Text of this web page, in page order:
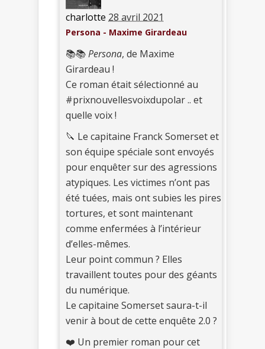
charlotte 28 avril 2021
Persona - Maxime Girardeau
📚📚Persona, de Maxime
Girardeau !
Ce roman était sélectionné au
#prixnouvellesvoixdupolar .. et
quelle voix !
🔪 Le capitaine Franck Somerset et
son équipe spéciale sont envoyés
pour enquêter sur des agressions
atypiques. Les victimes n’ont pas
été tuées, mais ont subies les pires
tortures, et sont maintenant
comme enfermées à l’intérieur
d’elles-mêmes.
Leur point commun ? Elles
travaillent toutes pour des géants
du numérique.
Le capitaine Somerset saura-t-il
venir à bout de cette enquête 2.0 ?
❤️ Un premier roman pour cet